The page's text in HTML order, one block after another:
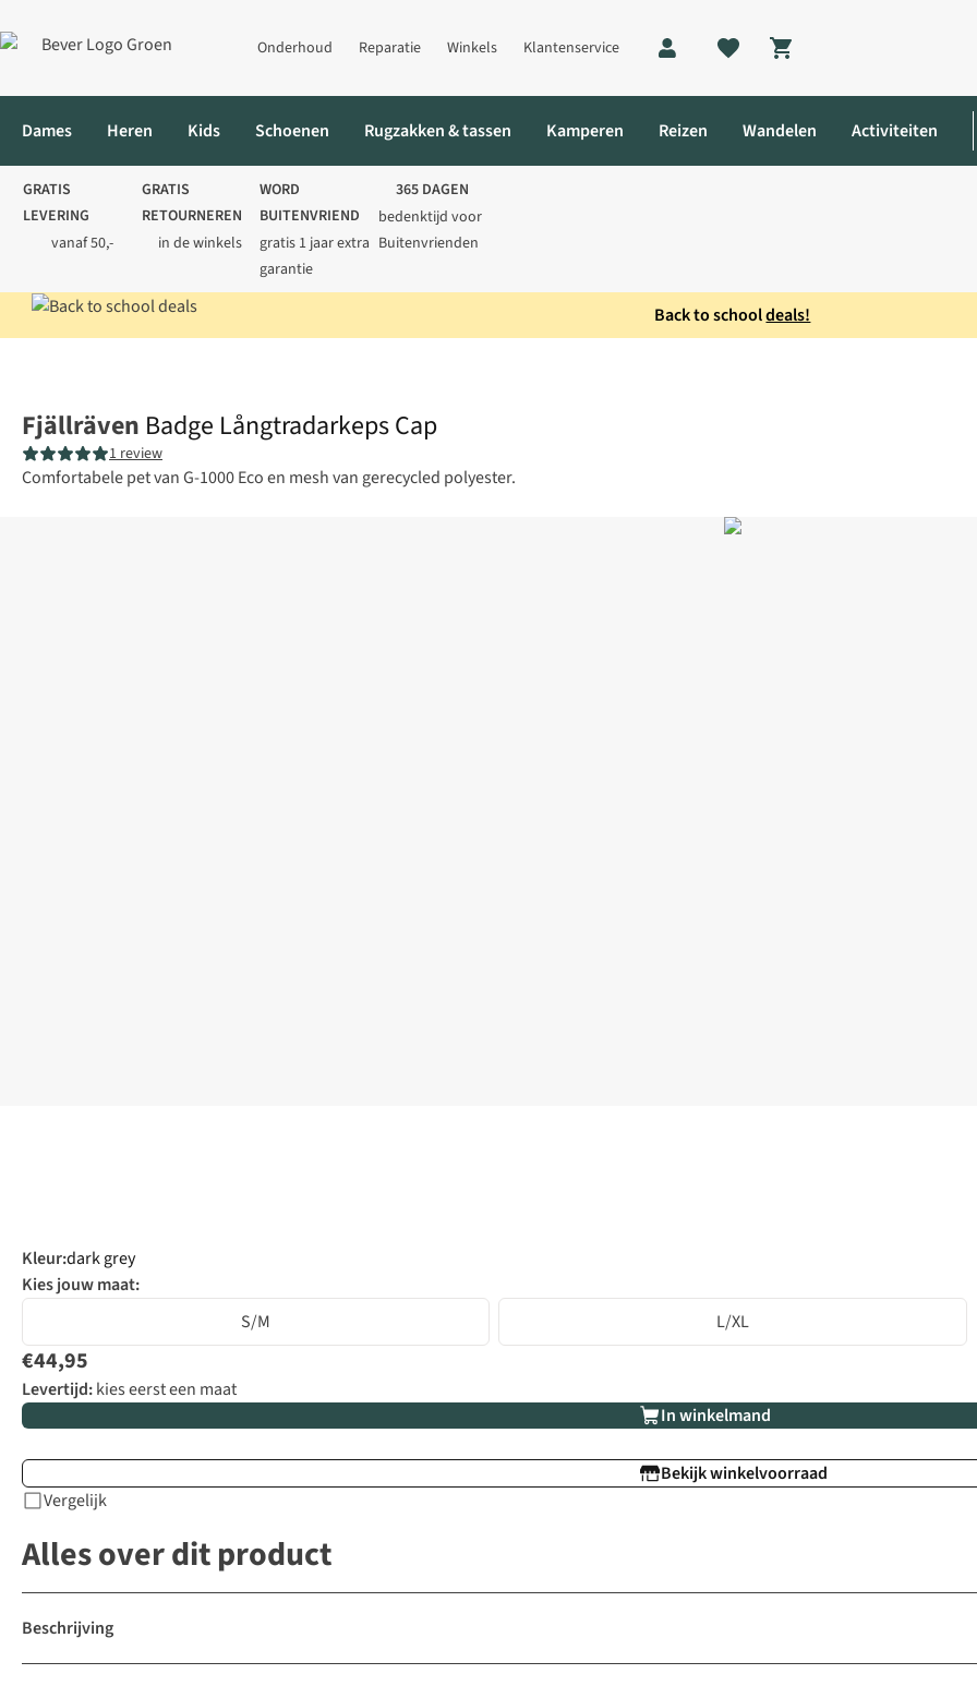
Onderhoud Reparatie Winkels Klantenservice
Shopping cart
Dames Heren Kids Schoenen Rugzakken & tassen Kamperen Reizen Wandelen Activiteiten
GRATIS
LEVERING
vanaf 50,-
GRATIS
RETOURNEREN
in de winkels
WORD
BUITENVRIEND
gratis 1 jaar extra
garantie
365 DAGEN
bedenktijd voor
Buitenvrienden
Back to schooldeals!
Fjällräven Badge Långtradarkeps Cap
1 review
Comfortabele pet van G-1000 Eco en mesh van gerecycled polyester.
Kleur:dark grey
Kies jouw maat:
S/M
L/XL
€44,95
Levertijd:kies eerst een maat
In winkelmand
Bekijk winkelvoorraad
Vergelijk
Alles over dit product
Beschrijving